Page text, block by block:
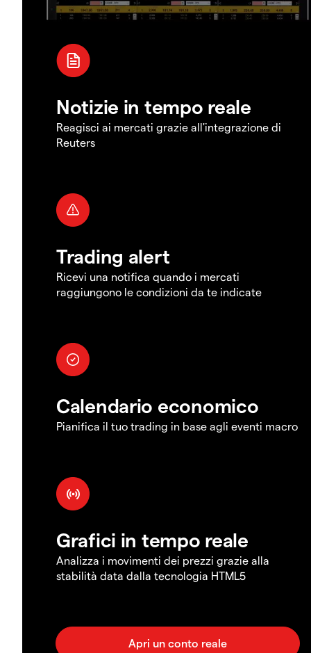
Notizie in tempo reale
Reagisci ai mercati grazie all'integrazione di
Reuters
Trading alert
Ricevi una notifica quando i mercati
raggiungono le condizioni da te indicate
Calendario economico
Pianifica il tuo trading in base agli eventi macro
Grafici in tempo reale
Analizza i movimenti dei prezzi grazie alla
stabilità data dalla tecnologia HTML5